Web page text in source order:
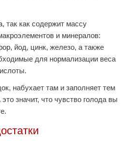
так как содержит массу
и минералов:
йод, цинк, железо, а также
для нормализации веса
набухает там и заполняет тем
значит, что чувство голода вы